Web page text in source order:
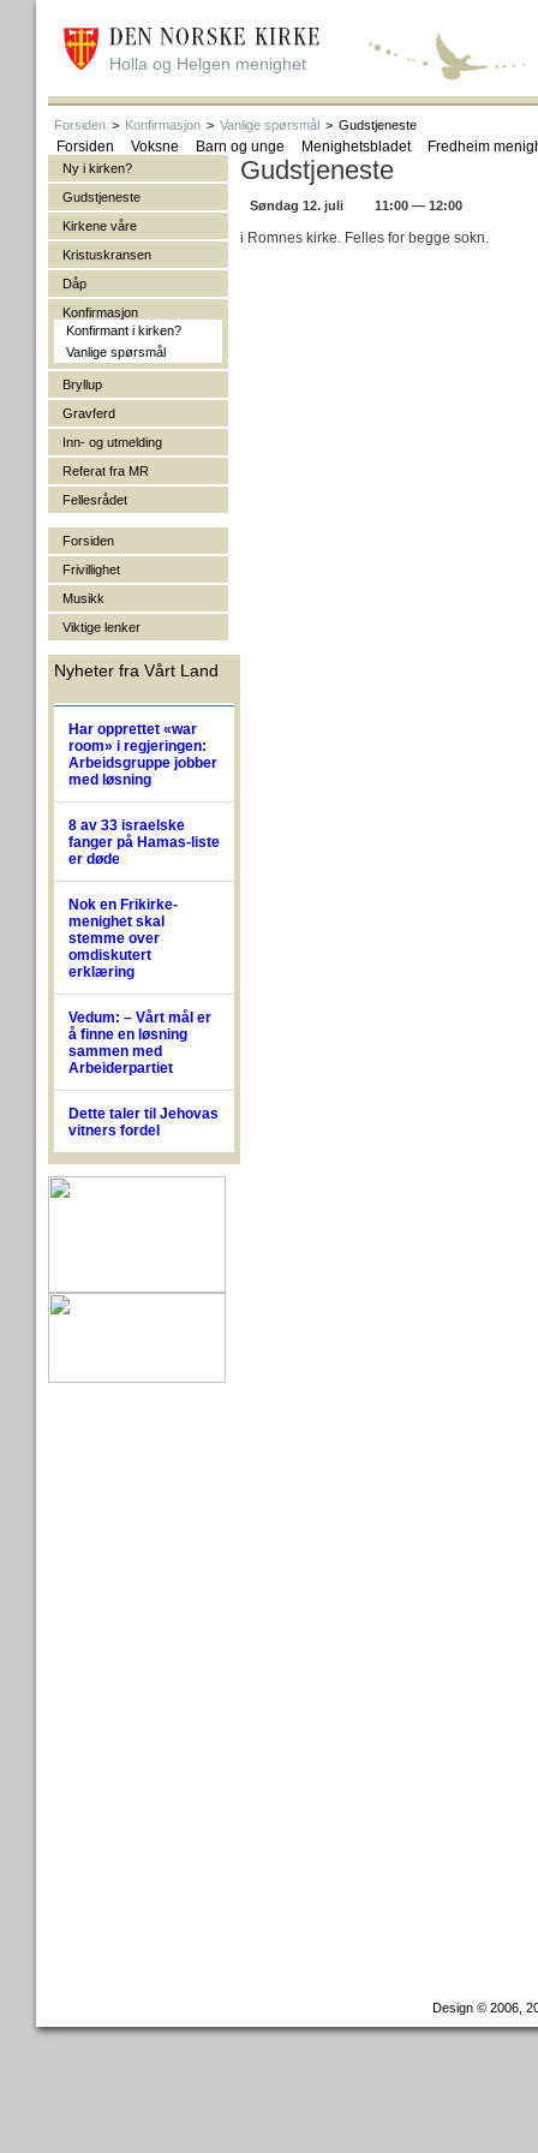
Holla og Helgen menighet
Forsiden > Konfirmasjon > Vanlige spørsmål > Gudstjeneste
Forsiden Voksne Barn og unge Menighetsbladet Fredheim
Ny i kirken?
Gudstjeneste
Kirkene våre
Kristuskransen
Dåp
Konfirmasjon
Konfirmant i kirken?
Vanlige spørsmål
Bryllup
Gravferd
Inn- og utmelding
Referat fra MR
Fellesrådet
Forsiden
Frivillighet
Musikk
Viktige lenker
Nyheter fra Vårt Land
Har opprettet «war
room» i regjeringen:
Arbeidsgruppe jobber
med løsning
8 av 33 israelske
fanger på Hamas-liste
er døde
Nok en Frikirke-
menighet skal
stemme over
omdiskutert
erklæring
Vedum: – Vårt mål er
å finne en løsning
sammen med
Arbeiderpartiet
Dette taler til Jehovas
vitners fordel
Gudstjeneste
Søndag 12. juli 11:00 — 12:00
i Romnes kirke. Felles for begge sokn.
Design © 2006,